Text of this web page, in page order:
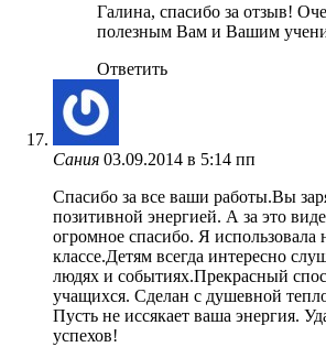
Галина, спасибо за отзыв!
полезным Вам и Вашим
Ответить
Сания 03.09.2014 в 5:14 пп
Спасибо за все ваши работы.Вы
позитивной энергией. А за это
огромное спасибо. Я использовала
классе.Детям всегда интересно
людях и событиях.Прекрасный
учащихся. Сделан с душевной
Пусть не иссякает ваша энергия.
успехов!